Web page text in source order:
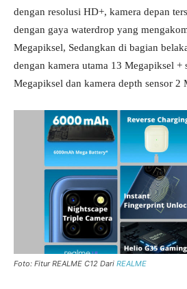
dengan resolusi HD+, kamera depan
dengan gaya waterdrop yang
Megapiksel, Sedangkan di bagian
dengan kamera utama 13 Megapiksel +
Megapiksel dan kamera depth sensor 2
Foto: Fitur REALME C12 Dari REALME